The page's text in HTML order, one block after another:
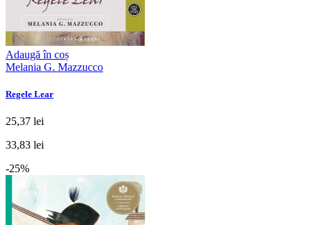
Adaugă în coș
Melania G. Mazzucco
Regele Lear
25,37 lei
33,83 lei
-25%